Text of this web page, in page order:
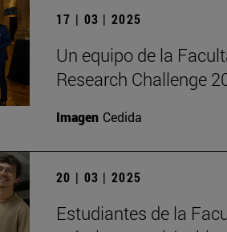
17 | 03 | 2025
Un equipo de la
Research Challenge
Imagen Cedida
20 | 03 | 2025
Estudiantes de la